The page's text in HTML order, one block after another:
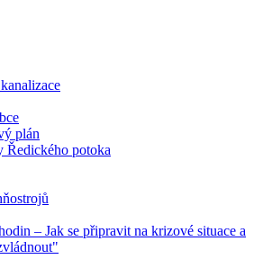
plán
potoka
– Jak se připravit na krizové situace a